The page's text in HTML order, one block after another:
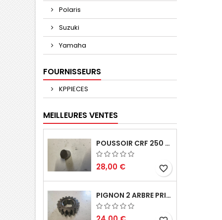
Polaris
Suzuki
Yamaha
FOURNISSEURS
KPPIECES
MEILLEURES VENTES
POUSSOIR CRF 250 2005 2006
28,00 € favorite_border
PIGNON 2 ARBRE PRIMAIRE CR 250 1994